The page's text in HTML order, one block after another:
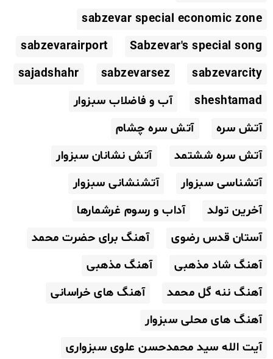
sabzevar special economic zone
Sabzevar's special song
sabzevarairport
sabzevarcity
sabzevarsez
sajadshahr
sheshtamad
آب و فاضلاب سبزوار
آتش سره
آتش سره چشام
آتش سره ششتمد
آتش نشانان سبزوار
آتشناسی سبزوار
آتشنشانی سبزوار
آخرین تولد
آداب و رسوم غرشمارها
آستان قدس رضوی
آهنگ برای حضرت محمد
آهنگ شاد مذهبی
آهنگ مذهبی
آهنگ ننه گل محمد
آهنگ های خراسانی
آهنگ های محلی سبزوار
آیت الله سید محمدحسن علوی سبزواری